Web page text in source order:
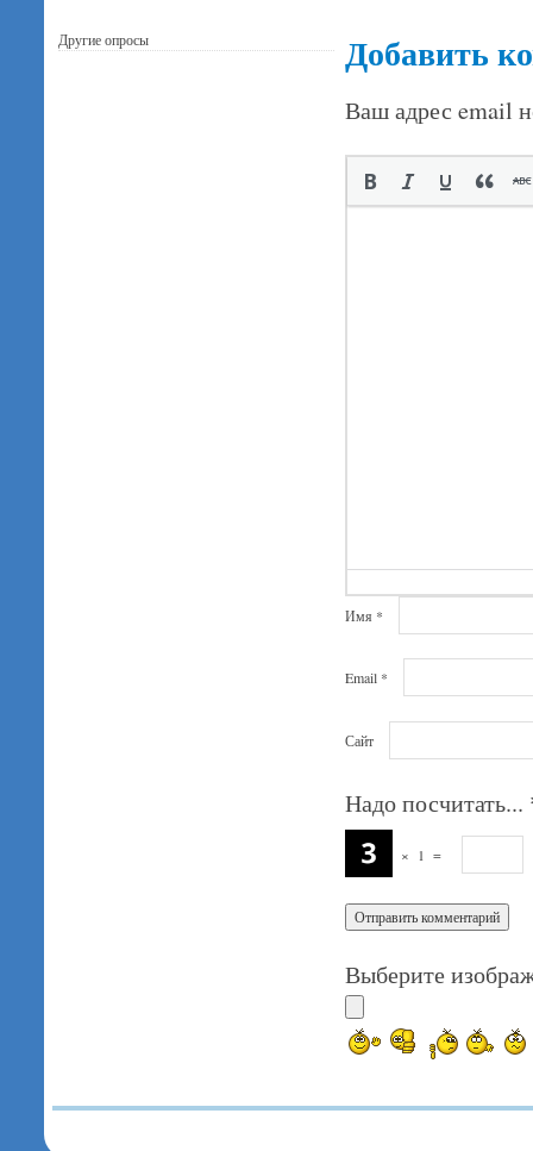
Добавить
Ваш адрес email
Имя *
Email *
Сайт
Надо посчитать...
× 1 =
Выберите
Другие опросы